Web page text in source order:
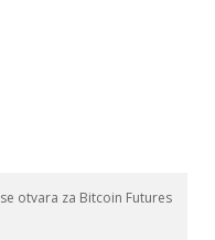
otvara za Bitcoin Futures